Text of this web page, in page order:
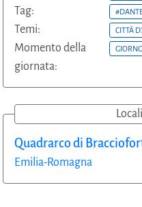
Tag:
Temi: CITTÀ
Momento della
giornata:
Quadrarco di
Emilia-Romagna